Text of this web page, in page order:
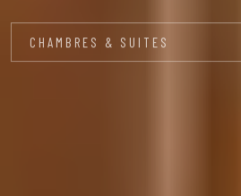
CHAMBRES & SUITES